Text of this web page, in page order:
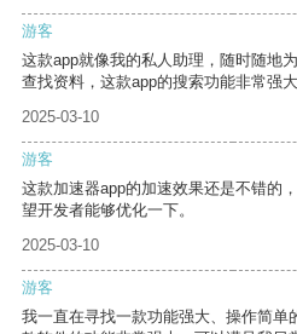
游客
这款app就像我的私人助理，随时随地
查找资料，这款app的搜索功能非常强
2025-03-10
游客
这款加速器app的加速效果还是不错的
望开发者能够优化一下。
2025-03-10
游客
我一直在寻找一款功能强大、操作简单